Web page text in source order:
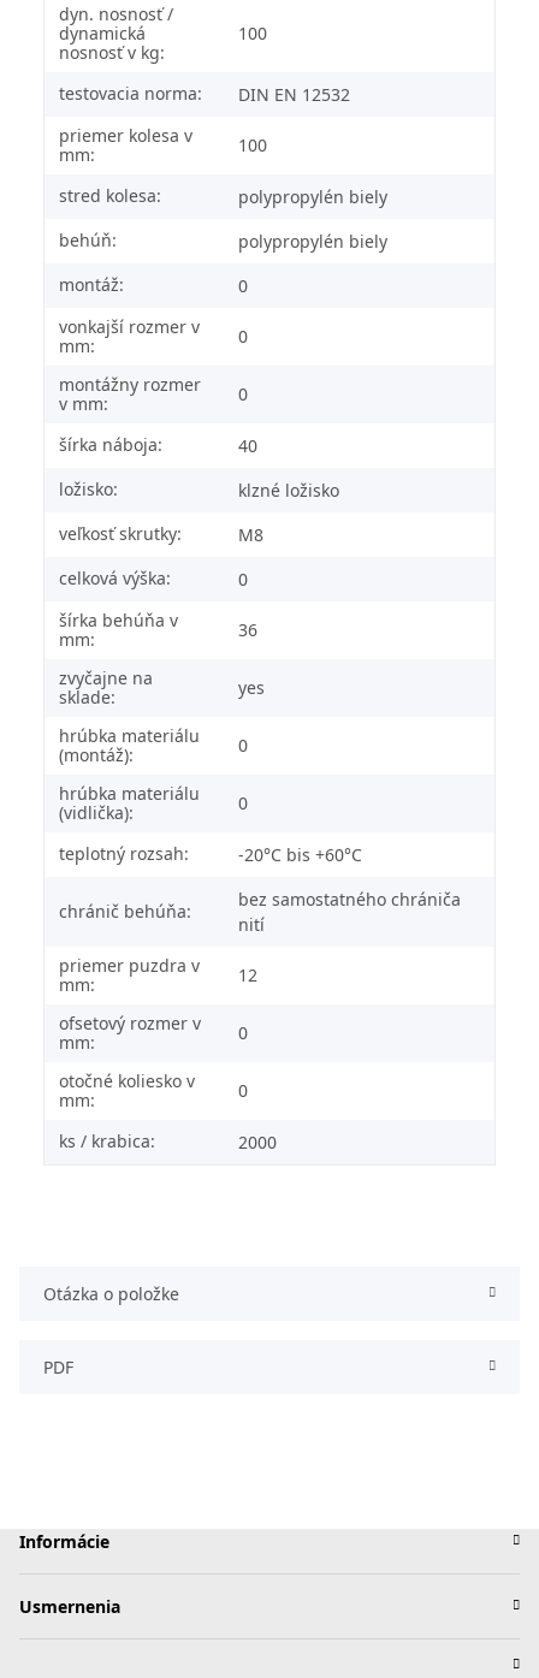
dyn. nosnosť /
dynamická
nosnosť v kg:
100
testovacia norma:
DIN EN 12532
priemer kolesa v
mm:
100
stred kolesa:
polypropylén biely
behúň:
polypropylén biely
montáž:
0
vonkajší rozmer v
mm:
0
montážny rozmer
v mm:
0
šírka náboja:
40
ložisko:
klzné ložisko
veľkosť skrutky:
M8
celková výška:
0
šírka behúňa v
mm:
36
zvyčajne na
sklade:
yes
hrúbka materiálu
(montáž):
0
hrúbka materiálu
(vidlička):
0
teplotný rozsah: -20°C bis +60°C
chránič behúňa:
bez samostatného chrániča
nití
priemer puzdra v
mm:
12
ofsetový rozmer v
mm:
0
otočné koliesko v
mm:
0
ks / krabica: 2000
Otázka o položke
PDF
Informácie
Usmernenia